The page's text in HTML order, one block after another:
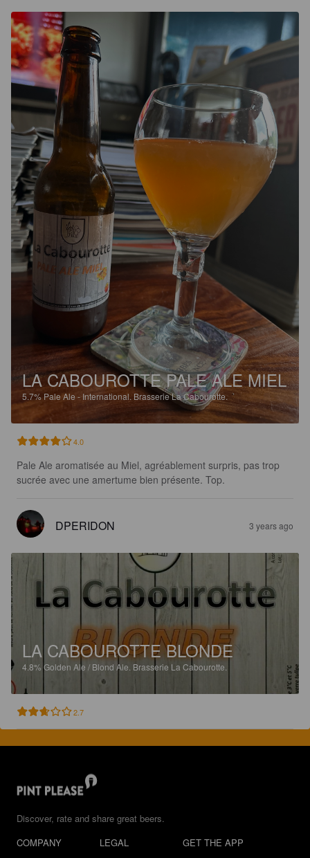
LA CABOUROTTE PALE ALE MIEL
5.7% Pale Ale - International. Brasserie La Cabourotte.
4.0
Pale Ale aromatisée au Miel, agréablement surpris, pas trop
sucrée avec une amertume bien présente. Top.
DPERIDON 3 years ago
LA CABOUROTTE BLONDE
4.8% Golden Ale / Blond Ale. Brasserie La Cabourotte.
2.7
Discover, rate and share great beers.
COMPANY
LEGAL GET THE APP